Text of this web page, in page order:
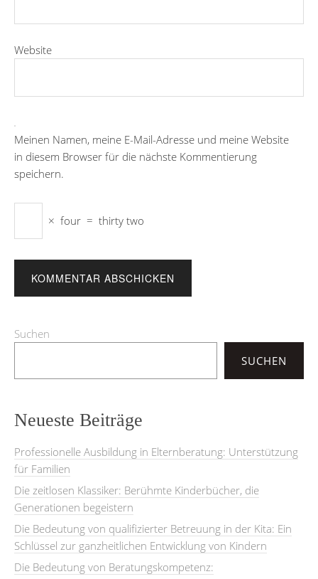
Website
Meinen Namen, meine E-Mail-Adresse und meine Website
in diesem Browser für die nächste Kommentierung
speichern.
× four = thirty two
Suchen
SUCHEN
Neueste Beiträge
Professionelle Ausbildung in Elternberatung: Unterstützung
für Familien
Die zeitlosen Klassiker: Berühmte Kinderbücher, die
Generationen begeistern
Die Bedeutung von qualifizierter Betreuung in der Kita: Ein
Schlüssel zur ganzheitlichen Entwicklung von Kindern
Die Bedeutung von Beratungskompetenz: